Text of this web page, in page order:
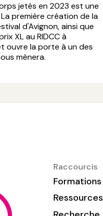
jetés en 2023 est une
première création de la
d'Avignon, ainsi que
XL au RIDCC à
ouvre la porte à un des
mènera.
Raccourcis
Formations
Ressources